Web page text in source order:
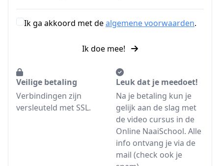
Ik ga akkoord met dealgemene voorwaarden.
Ik doe mee!
Veilige betaling
Verbindingen zijn
versleuteld met SSL.
Leuk dat je meedoet!
Na je betaling kun je
gelijk aan de slag met
de video cursus in de
Online NaaiSchool. Alle
info ontvang je via de
mail (check ook je